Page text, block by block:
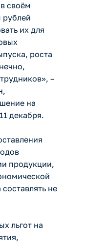
своём
их для
роста
–
на
декабря.
продукции,
не
льгот на